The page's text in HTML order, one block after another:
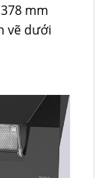
mm
vẽ dưới